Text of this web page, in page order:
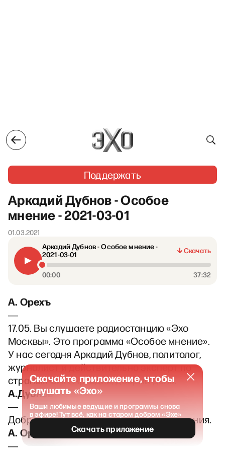
Поддержать
Аркадий Дубнов - Особое
мнение - 2021-03-01
01.03.2021
Аркадий Дубнов - Особое мнение -
2021-03-01
Скачать
00:00 37:32
А. Орехъ
―
17.05. Вы слушаете радиостанцию «Эхо
Москвы». Это программа «Особое мнение».
У нас сегодня Аркадий Дубнов, политолог,
журналист и действительно эксперт по
странам СНГ. Аркадий, добрый день.
А.Дубнов
―
Добрый день, Олег. Антон, прошу прощения.
А. Орехъ
―
Скачайте приложение, чтобы
слушать «Эхо»
Ваши любимые ведущие и программы снова
в эфире! Тут всё, как на старом добром «Эхе»
Скачать приложение